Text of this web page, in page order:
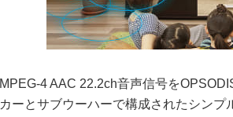
MPEG-4 AAC 22.2ch音声信号を
カーとサブウーハーで構成されたシン